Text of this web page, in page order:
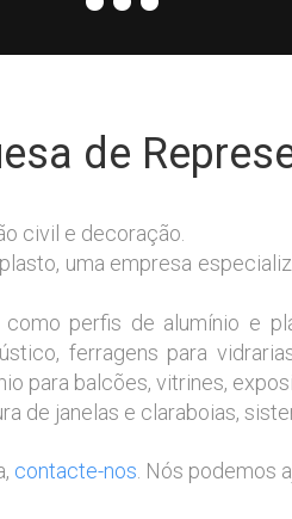
de
civil e decoração.
uma empresa
perfis de alumínio e
ferragens para
para balcões, vitrines,
de janelas e claraboias,
contacte-nos . Nós podemos